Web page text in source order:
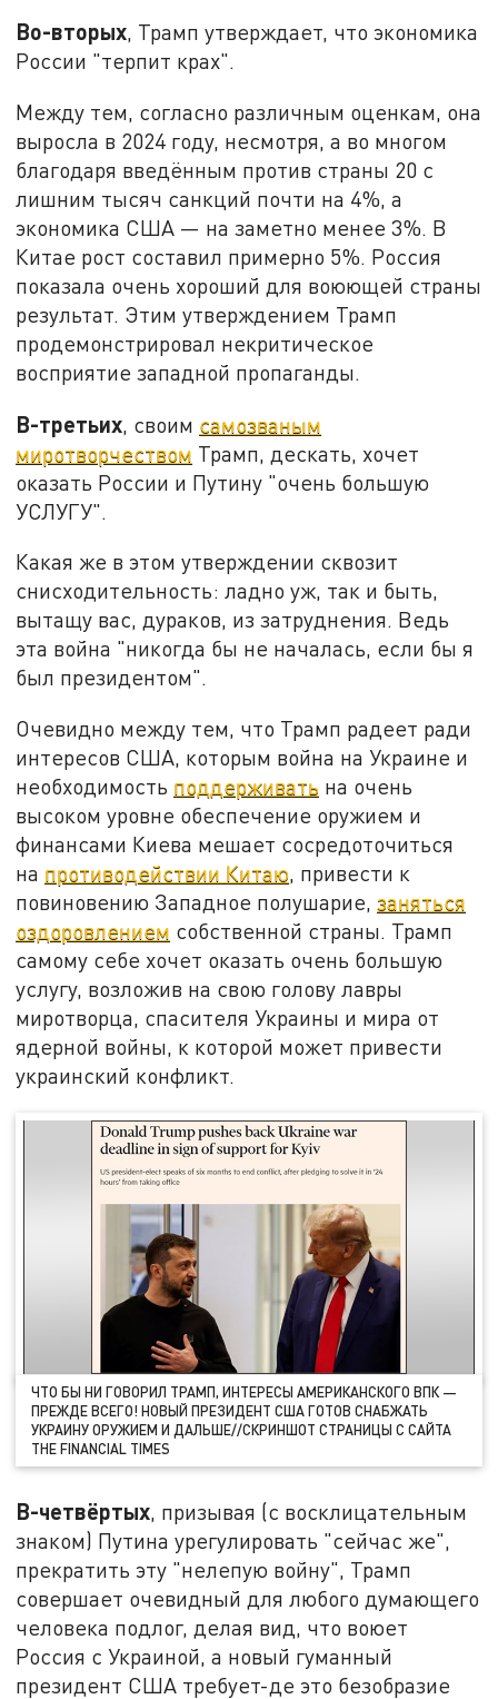
Во-вторых, Трамп утверждает, что экономика
России "терпит крах".
Между тем, согласно различным оценкам, она
выросла в 2024 году, несмотря, а во многом
благодаря введённым против страны 20 с
лишним тысяч санкций почти на 4%, а
экономика США — на заметно менее 3%. В
Китае рост составил примерно 5%. Россия
показала очень хороший для воюющей страны
результат. Этим утверждением Трамп
продемонстрировал некритическое
восприятие западной пропаганды.
В-третьих, своим самозваным
миротворчеством Трамп, дескать, хочет
оказать России и Путину "очень большую
УСЛУГУ".
Какая же в этом утверждении сквозит
снисходительность: ладно уж, так и быть,
вытащу вас, дураков, из затруднения. Ведь
эта война "никогда бы не началась, если бы я
был президентом".
Очевидно между тем, что Трамп радеет ради
интересов США, которым война на Украине и
необходимость поддерживать на очень
высоком уровне обеспечение оружием и
финансами Киева мешает сосредоточиться
на противодействии Китаю, привести к
повиновению Западное полушарие,заняться
оздоровлением собственной страны. Трамп
самому себе хочет оказать очень большую
услугу, возложив на свою голову лавры
миротворца, спасителя Украины и мира от
ядерной войны, к которой может привести
украинский конфликт.
ЧТО БЫ НИ ГОВОРИЛ ТРАМП, ИНТЕРЕСЫ АМЕРИКАНСКОГО ВПК —
ПРЕЖДЕ ВСЕГО! НОВЫЙ ПРЕЗИДЕНТ США ГОТОВ СНАБЖАТЬ
УКРАИНУ ОРУЖИЕМ И ДАЛЬШЕ//СКРИНШОТ СТРАНИЦЫ С САЙТА
THE FINANCIAL TIMES
В-четвёртых , призывая (с восклицательным
знаком) Путина урегулировать "сейчас же",
прекратить эту "нелепую войну", Трамп
совершает очевидный для любого думающего
человека подлог, делая вид, что воюет
Россия с Украиной, а новый гуманный
президент США требует-де это безобразие